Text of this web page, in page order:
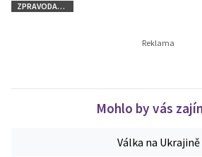
ZPRAVODAJSTVÍ
Mohlo by vás
Válka na Ukrajině